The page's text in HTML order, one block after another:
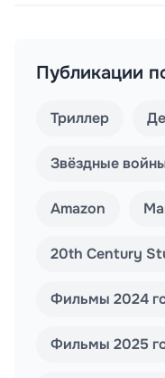
Публикации
Триллер
Звёздные
Amazon
20th Century
Фильмы 2024
Фильмы 2025